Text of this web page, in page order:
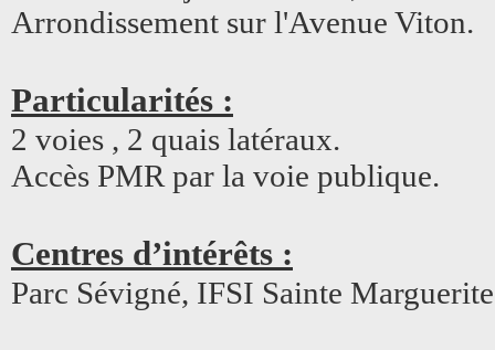
Arrondissement sur l'Avenue Viton.
Particularités :
2 voies , 2 quais latéraux.
Accès PMR par la voie publique.
Centres d’intérêts :
Parc Sévigné, IFSI Sainte